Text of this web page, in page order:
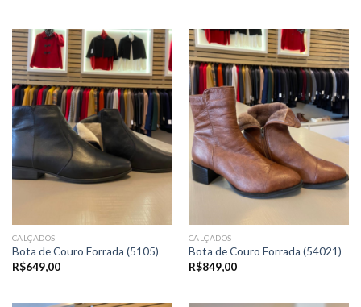
CALÇADOS
Bota de Couro Forrada (5105)
R$649,00
CALÇADOS
Bota de Couro Forrada (54021)
R$849,00